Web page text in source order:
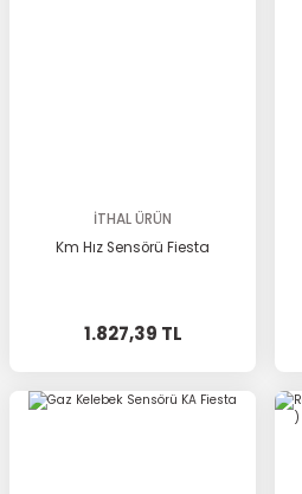
İTHAL ÜRÜN
Km Hız Sensörü Fiesta
1.827,39 TL